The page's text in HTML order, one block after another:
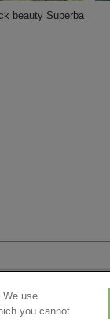
beauty Superba
We use
you cannot